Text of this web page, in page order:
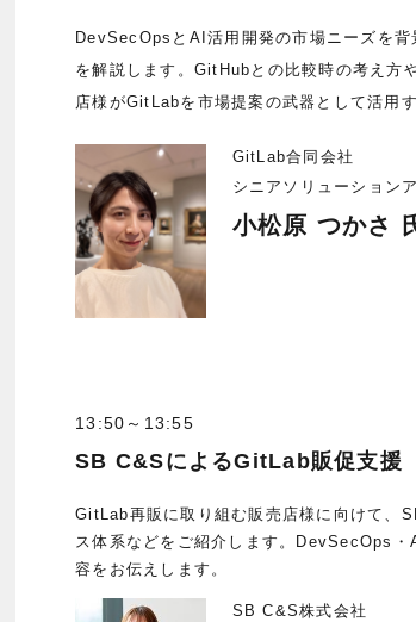
DevSecOpsとAI活用開発の市場ニーズを
を解説します。GitHubとの比較時の考え方
店様がGitLabを市場提案の武器として活用
GitLab合同会社
シニアソリューション
小松原 つかさ
13:50～13:55
SB C&SによるGitLab販促支援
GitLab再販に取り組む販売店様に向けて、
ス体系などをご紹介します。DevSecOps
容をお伝えします。
SB C&S株式会社